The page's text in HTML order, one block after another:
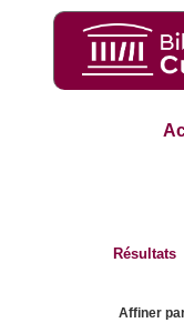
Résultats
Affiner